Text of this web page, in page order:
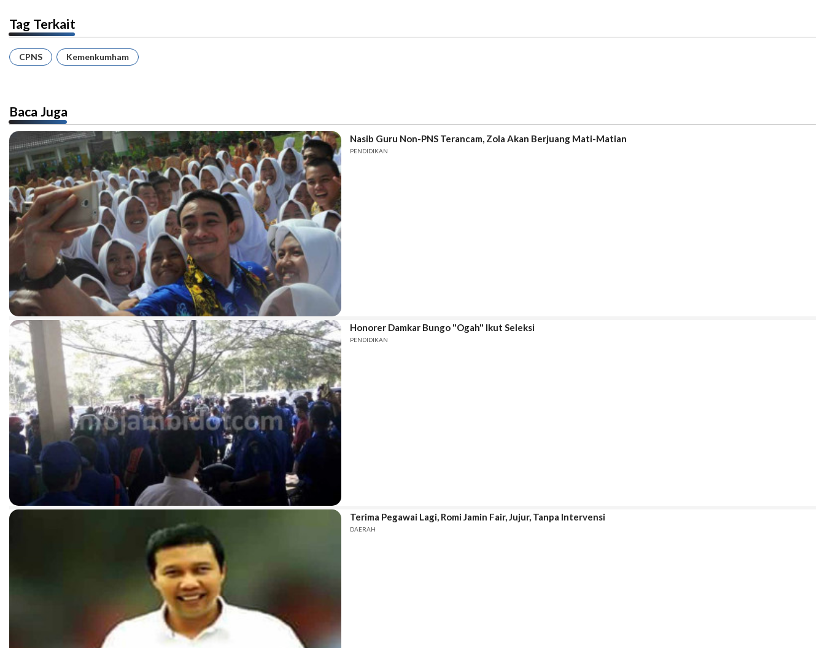
Tag Terkait
CPNS Kemenkumham
Baca Juga
Nasib Guru Non-PNS Terancam, Zola Akan Berjuang Mati-Matian
PENDIDIKAN
Honorer Damkar Bungo "Ogah" Ikut Seleksi
PENDIDIKAN
Terima Pegawai Lagi, Romi Jamin Fair, Jujur, Tanpa Intervensi
DAERAH